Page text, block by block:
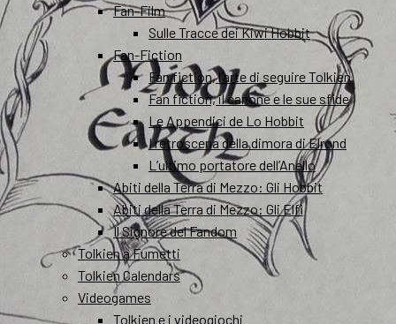
Fan-Film
Sulle Tracce dei Kiwi Hobbit
Fan-Fiction
Fan fiction, l’arte di seguire Tolkien
Fan fiction, il canone e le sue sfide
Le Appendici de Lo Hobbit
I retroscena della dimora di Elrond
L’ultimo portatore dell’Anello
Abiti della Terra di Mezzo: Gli Hobbit
Abiti della Terra di Mezzo: Gli Elfi
Il Signore del Fandom
Tolkien a Fumetti
Tolkien Calendars
Videogames
Tolkien e i videogiochi